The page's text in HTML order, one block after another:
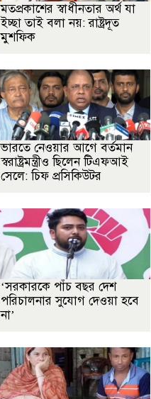
মতপ্রকাশের স্বাধীনতার অর্থ যা
ইচ্ছা তাই বলা নয়: রাষ্ট্রদূত
মুশফিক
ভারতে নেওয়ার আগে বর্তমান
স্বরাষ্ট্রমন্ত্রীও ছিলেন টিএফআই
সেলে: চিফ প্রসিকিউটর
‘সরকারকে পাঁচ বছর দেশ
পরিচালনার সুযোগ দেওয়া হবে
না’